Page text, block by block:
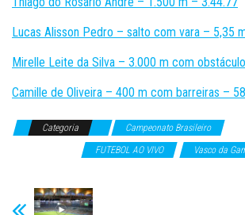
Lucas Alisson Pedro – salto com vara – 5,35
Mirelle Leite da Silva – 3.000 m com
Camille de Oliveira – 400 m com barreiras –
Categoria Campeonato Brasileiro
FUTEBOL AO VIVO Vasco da